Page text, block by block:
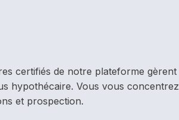
certifiés de notre plateforme gèrent
hypothécaire. Vous vous concentrez
et prospection.